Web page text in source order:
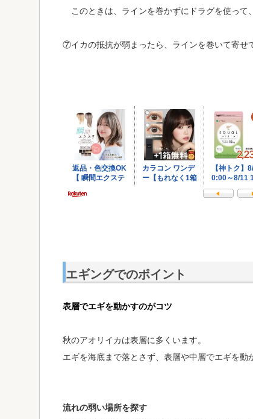
このときは、ラインを巻かずにドラグを使って
⑦イカの抵抗が弱まったら、ラインを巻いて寄せ
エギングでのポイント
表層でエギを動かすのがコツ
秋のアオリイカは表層に多くいます。
エギを海底まで落とさず、表層や中層でエギを動
流れの弱い場所を探す